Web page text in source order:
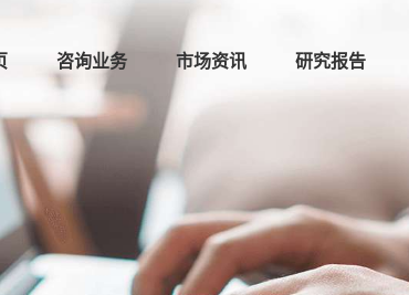
咨询业务 市场资讯 研究报告